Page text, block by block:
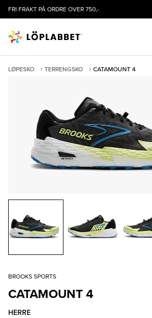
FRI FRAKT PÅ ORDRE OVER 750,-
LØPESKO TERRENGSKO CATAMOUNT 4
BROOKS SPORTS
CATAMOUNT 4
HERRE